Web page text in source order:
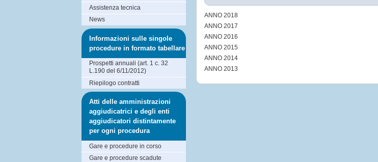
ANNO 2018
ANNO 2017
ANNO 2016
ANNO 2015
ANNO 2014
ANNO 2013
Assistenza tecnica
News
Informazioni sulle singole
procedure in formato tabellare
Prospetti annuali (art. 1 c. 32
L.190 del 6/11/2012)
Riepilogo contratti
Atti delle amministrazioni
aggiudicatrici e degli enti
aggiudicatori distintamente
per ogni procedura
Gare e procedure in corso
Gare e procedure scadute